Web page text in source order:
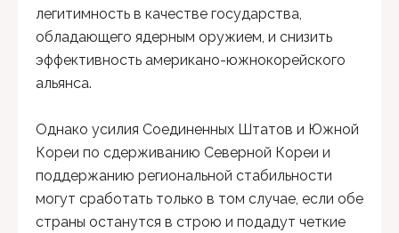
легитимность в качестве государства,
обладающего ядерным оружием, и снизить
эффективность американо-южнокорейского
альянса.
Однако усилия Соединенных Штатов и Южной
Кореи по сдерживанию Северной Кореи и
поддержанию региональной стабильности
могут сработать только в том случае, если обе
страны останутся в строю и подадут четкие